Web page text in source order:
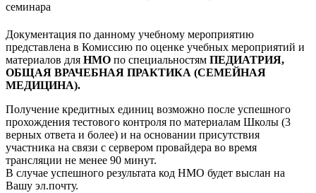
семинара
Документация по данному учебному мероприятию
представлена в Комиссию по оценке учебных мероприятий и
материалов для НМО по специальностям ПЕДИАТРИЯ,
ОБЩАЯ ВРАЧЕБНАЯ ПРАКТИКА (СЕМЕЙНАЯ
МЕДИЦИНА).
Получение кредитных единиц возможно после успешного
прохождения тестового контроля по материалам Школы (3
верных ответа и более) и на основании присутствия
участника на связи с сервером провайдера во время
трансляции не менее 90 минут.
В случае успешного результата код НМО будет выслан на
Вашу эл.почту.